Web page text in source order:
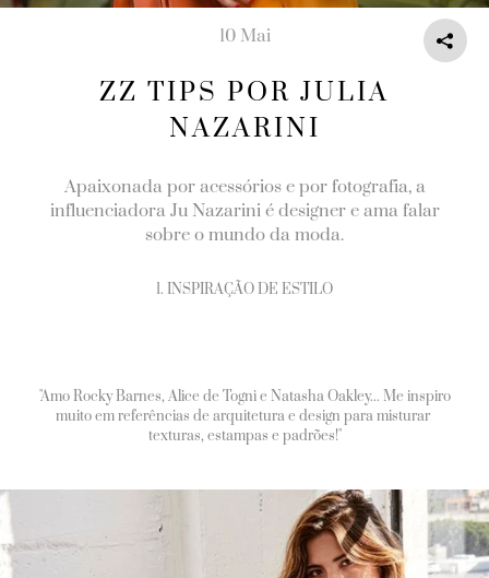
ZZ TIPS POR JULIA
NAZARINI
10 Mai
Apaixonada por acessórios e por fotografia, a
influenciadora Ju Nazarini é designer e ama falar
sobre o mundo da moda.
1. INSPIRAÇÃO DE ESTILO
"Amo Rocky Barnes, Alice de Togni e Natasha Oakley... Me inspiro
muito em referências de arquitetura e design para misturar
texturas, estampas e padrões!"